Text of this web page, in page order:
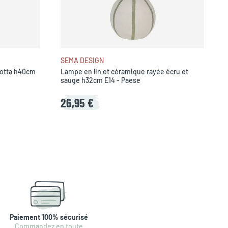
h40cm
SEMA DESIGN
Lampe en lin et céramique rayée écru et
sauge h32cm E14 - Paese
26,95 €
Paiement 100% sécurisé
Commandez en toute